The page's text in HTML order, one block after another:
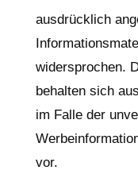
ausdrücklich
widersprochen.
behalten sich
im Falle der
vor.